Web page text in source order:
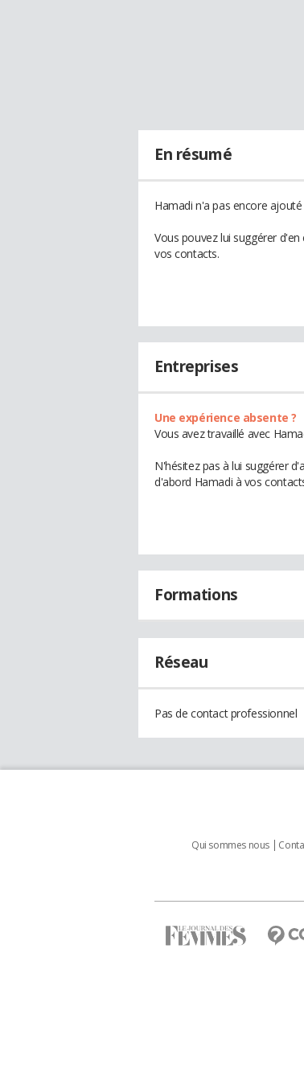
En résumé
Hamadi n'a pas encore
Vous pouvez lui suggérer
vos contacts.
Entreprises
Une expérience absente ?
Vous avez travaillé avec
N'hésitez pas à lui suggérer
d'abord Hamadi à vos
Formations
Réseau
Pas de contact professionnel
Qui sommes nous